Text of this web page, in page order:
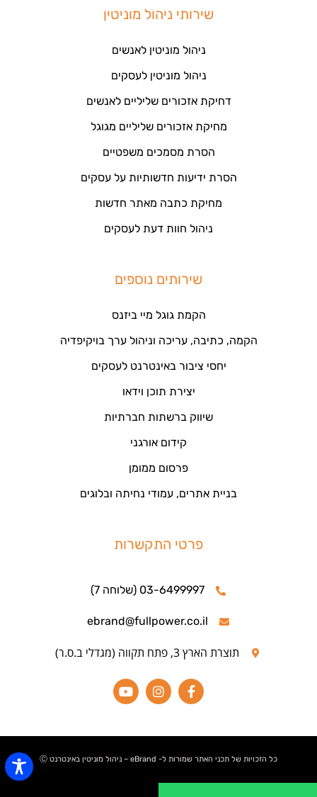
שירותי ניהול מוניטין
ניהול מוניטין לאנשים
ניהול מוניטין לעסקים
דחיקת אזכורים שליליים לאנשים
מחיקת אזכורים שליליים מגוגל
הסרת מסמכים משפטיים
הסרת ידיעות חדשותיות על עסקים
מחיקת כתבה מאתר חדשות
ניהול חוות דעת לעסקים
שירותים נוספים
הקמת גוגל מיי ביזנס
הקמה, כתיבה, עריכה וניהול ערך בויקיפדיה
יחסי ציבור באינטרנט לעסקים
יצירת תוכן וידאו
שיווק ברשתות חברתיות
קידום אורגני
פרסום ממומן
בניית אתרים, עמודי נחיתה ובלוגים
פרטי התקשרות
03-6499997 (שלוחה 7)
ebrand@fullpower.co.il
תוצרת הארץ 3, פתח תקווה (מגדלי ב.ס.ר)
כל הזכויות של תכני האתר שמורות ל- eBrand – ניהול מוניטין באינטרנט Ⓒ